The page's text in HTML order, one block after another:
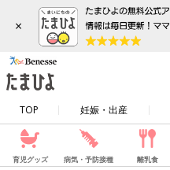
×
TOP 妊娠・出産
育児グッズ 病気・予防接種 離乳食